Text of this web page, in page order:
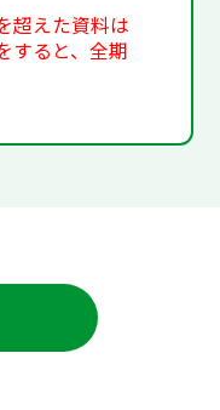
超えた資料は
すると、全期